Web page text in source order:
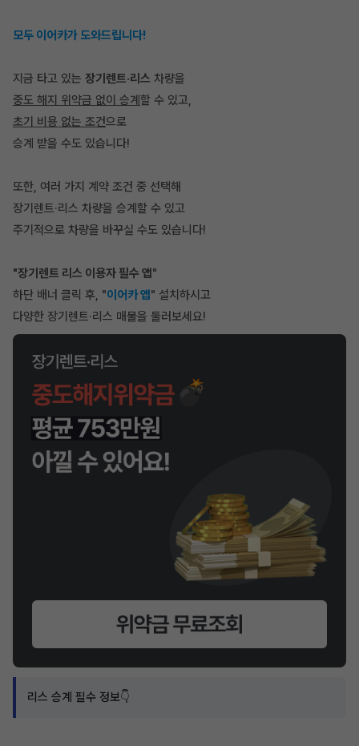
모두 이어카가 도와드립니다!
지금 타고 있는 장기렌트·리스 차량을
중도 해지 위약금 없이 승계 할 수 있고,
초기 비용 없는 조건으로
승계 받을 수도 있습니다!
또한, 여러 가지 계약 조건 중 선택해
장기렌트·리스 차량을 승계할 수 있고
주기적으로 차량을 바꾸실 수도 있습니다!
"장기렌트 리스 이용자 필수 앱 "
하단 배너 클릭 후, "이어카 앱" 설치하시고
다양한 장기렌트·리스 매물을 둘러보세요!
리스 승계 필수 정보👇